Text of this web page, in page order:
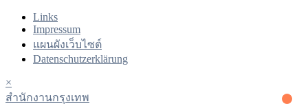
Links
Impressum
แผนผังเว็บไซต์
Datenschutzerklärung
×
สํานักงานกรุงเทพ